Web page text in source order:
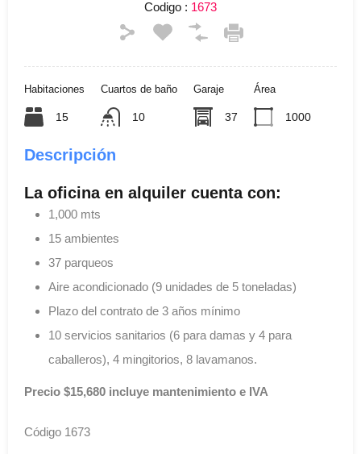
Codigo : 1673
Habitaciones
15
Cuartos de baño
10
Garaje
37
Área
1000
Descripción
La oficina en alquiler cuenta con:
1,000 mts
15 ambientes
37 parqueos
Aire acondicionado (9 unidades de 5 toneladas)
Plazo del contrato de 3 años mínimo
10 servicios sanitarios (6 para damas y 4 para
caballeros), 4 mingitorios, 8 lavamanos.
Precio $15,680 incluye mantenimiento e IVA
Código 1673